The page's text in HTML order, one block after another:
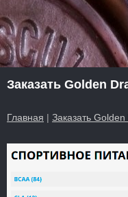
Заказать Golden
Главная | Заказать